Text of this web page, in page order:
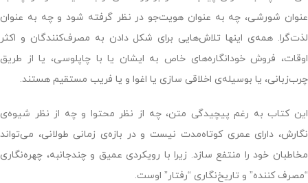
عنوان شورشی، چه به عنوان هویت‌جو در نظر گرفته شود و چه به عنوان
لذت‌گرا. همه‌ی اینها تلاش‌هایی برای شکل دادن به مصرف‌کنندگان و اکثر
اوقات، فروش خودانگاره‌های خاص به ایشان یا با چاپلوسی، یا از طریق
چرب‌زبانی، یا بوسیله‌ی اخلاقی سازی یا اغوا و یا فریب مستقیم هستند.
این کتاب به رغم پیچیدگی متن، چه از نظر محتوا و چه از نظر شیوه‌ی
نگارش، دارای عمری کوتاه‌مدت نیست و در بازه‌ی زمانی طولانی، می‌تواند
مخاطبان خود را منتفع سازد. زیرا با رویکردی عمیق و چند‌جانبه، چهره‌نگاری
“مصرف کننده” و تاریخ‌نگاری “رفتار” اوست.